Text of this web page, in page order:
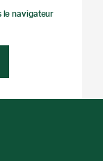
le navigateur